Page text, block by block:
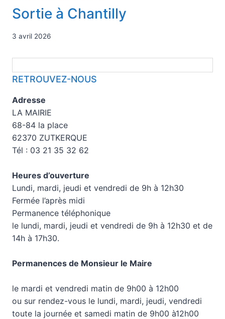
Sortie à Chantilly
3 avril 2026
RETROUVEZ-NOUS
Adresse
LA MAIRIE
68-84 la place
62370 ZUTKERQUE
Tél : 03 21 35 32 62
Heures d’ouverture
Lundi, mardi, jeudi et vendredi de 9h à 12h30
Fermée l’après midi
Permanence téléphonique
le lundi, mardi, jeudi et vendredi de 9h à 12h30 et de
14h à 17h30.
Permanences de Monsieur le Maire
le mardi et vendredi matin de 9h00 à 12h00
ou sur rendez-vous le lundi, mardi, jeudi, vendredi
toute la journée et samedi matin de 9h00 à12h00